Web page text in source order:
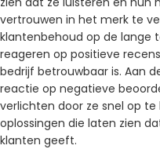
vertrouwen in het merk te
klantenbehoud op de lange
reageren op positieve
bedrijf betrouwbaar is. Aan
reactie op negatieve
verlichten door ze snel op
oplossingen die laten zien
klanten geeft.